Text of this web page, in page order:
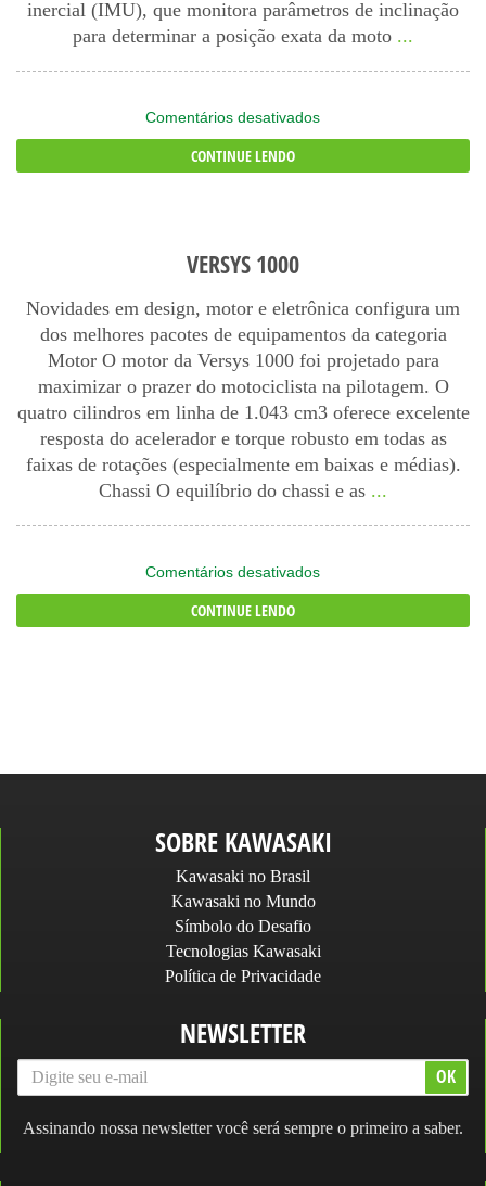
inercial (IMU), que monitora parâmetros de inclinação
para determinar a posição exata da moto ...
Comentários desativadosem
VERSYS
CONTINUE LENDO
VERSYS 1000
Novidades em design, motor e eletrônica configura um
dos melhores pacotes de equipamentos da categoria
Motor O motor da Versys 1000 foi projetado para
maximizar o prazer do motociclista na pilotagem. O
quatro cilindros em linha de 1.043 cm3 oferece excelente
resposta do acelerador e torque robusto em todas as
faixas de rotações (especialmente em baixas e médias).
Chassi O equilíbrio do chassi e as ...
Comentários desativadosem
Versys
CONTINUE LENDO
SOBRE KAWASAKI
Kawasaki no Brasil
Kawasaki no Mundo
Símbolo do Desafio
Tecnologias Kawasaki
Política de Privacidade
NEWSLETTER
Assinando nossa newsletter você será sempre o primeiro a saber.